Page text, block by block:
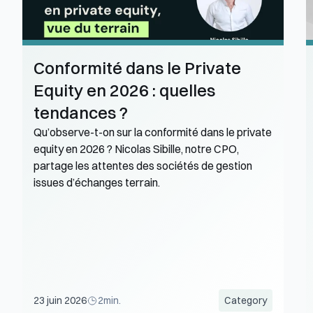
Conformité dans le Private
Equity en 2026 : quelles
tendances ?
Qu’observe-t-on sur la conformité dans le private
equity en 2026 ? Nicolas Sibille, notre CPO,
partage les attentes des sociétés de gestion
issues d’échanges terrain.
23 juin 2026 2min. Category